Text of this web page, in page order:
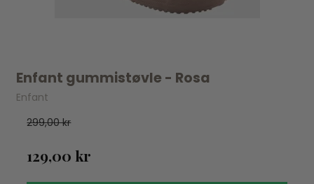
Enfant gummistøvle - Rosa
Enfant
299,00 kr
129,00 kr